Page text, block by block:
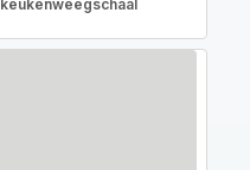
keukenweegschaal